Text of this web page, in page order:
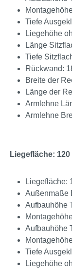
Tiefe
Liegehöhe
Länge
Tiefe
Rückwand:
Breite der
Länge der
Armlehne
Armlehne
Liegefläche: 120
Liegefläche:
Außenmaße
Aufbauhöhe
Aufbauhöhe
Tiefe
Liegehöhe